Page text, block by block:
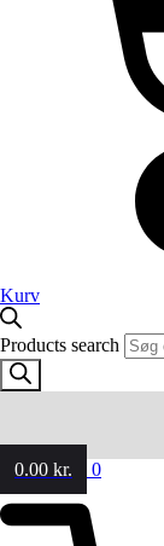
Kurv
Products search
0.00 kr. 0